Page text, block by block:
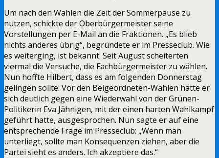
Um nach den Wahlen die Zeit der Sommerpause zu
nutzen, schickte der Oberbürgermeister seine
Vorstellungen per E-Mail an die Fraktionen. „Es blieb
nichts anderes übrig“, begründete er im Presseclub. Wie
es weiterging, ist bekannt. Seit August scheiterten
viermal die Versuche, die Fachbürgermeister zu wählen.
Nun hoffte Hilbert, dass es am folgenden Donnerstag
gelingen sollte. Vor den Beigeordneten-Wahlen hatte er
sich deutlich gegen eine Wiederwahl von der Grünen-
Politikerin Eva Jähnigen, mit der einen harten Wahlkampf
geführt hatte, ausgesprochen. Nun sagte er auf eine
entsprechende Frage im Presseclub: „Wenn man
unterliegt, sollte man Konsequenzen ziehen, aber die
Partei sieht es anders. Ich akzeptiere das.“